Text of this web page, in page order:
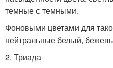
темные с темными.
Фоновыми цветами для
нейтральные белый,
2. Триада